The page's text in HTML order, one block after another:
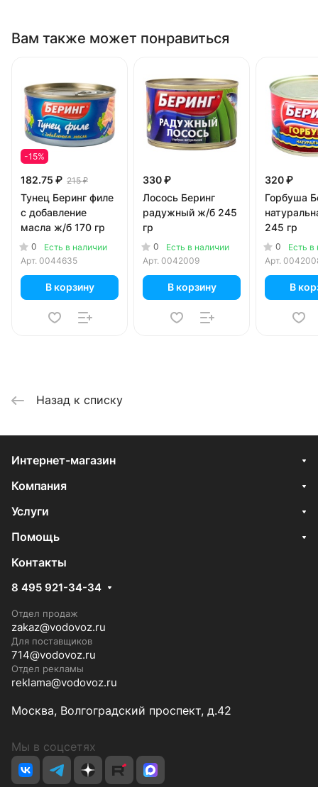
Вам также может понравиться
-15%
182.75 ₽ 215 ₽
Тунец Беринг филе
с добавление
масла ж/б 170 гр
0
Есть в наличии
Арт. 0044635
В корзину
330 ₽
Лосось Беринг
радужный ж/б 245
гр
0
Есть в наличии
Арт. 0042009
В корзину
320 ₽
Горбуша
245 гр
0
Есть в
Арт.
В
Назад к списку
Интернет-магазин
Компания
Услуги
Помощь
Контакты
8 495 921-34-34
Отдел продаж
zakaz@vodovoz.ru
Для поставщиков
714@vodovoz.ru
Отдел рекламы
reklama@vodovoz.ru
Москва, Волгоградский проспект, д.42
Мы в соцсетях